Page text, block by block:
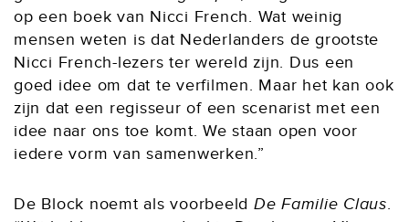
op een boek van Nicci French. Wat weinig
mensen weten is dat Nederlanders de grootste
Nicci French-lezers ter wereld zijn. Dus een
goed idee om dat te verfilmen. Maar het kan ook
zijn dat een regisseur of een scenarist met een
idee naar ons toe komt. We staan open voor
iedere vorm van samenwerken.”
De Block noemt als voorbeeld De Familie Claus.